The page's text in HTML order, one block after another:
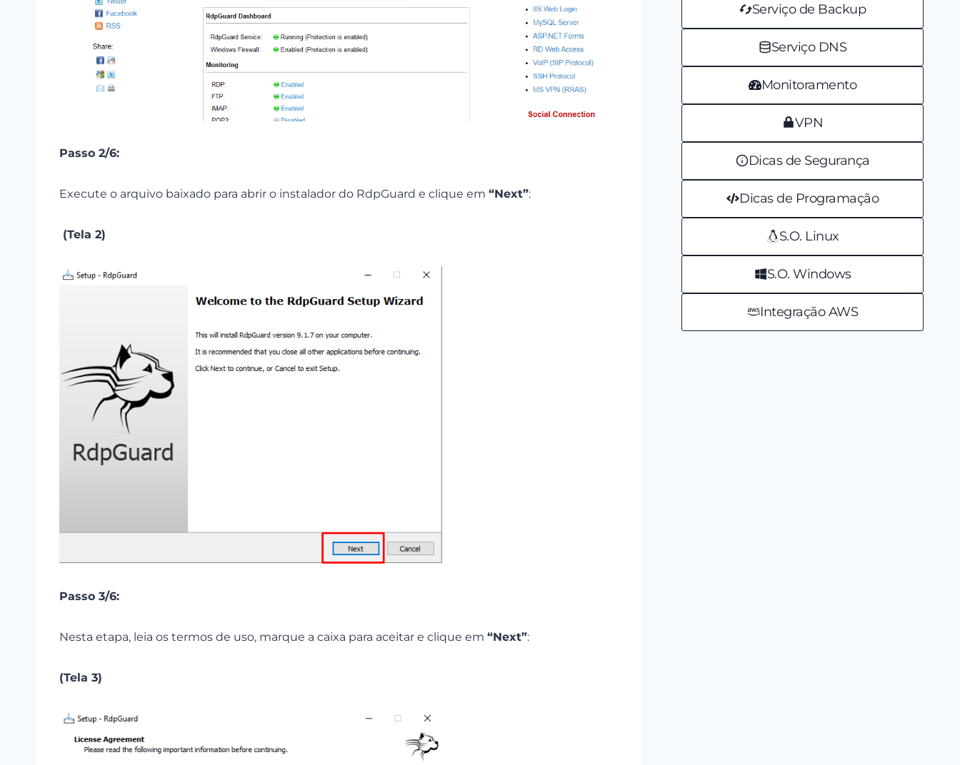
Passo 2/6:
Execute o arquivo baixado para abrir o instalador do RdpGuard e clique em “Next”:
(Tela 2)
Passo 3/6:
Nesta etapa, leia os termos de uso, marque a caixa para aceitar e clique em “Next”:
(Tela 3)
Serviço de Backup
Serviço DNS
Monitoramento
VPN
Dicas de Segurança
Dicas de Programação
S.O. Linux
S.O. Windows
Integração AWS